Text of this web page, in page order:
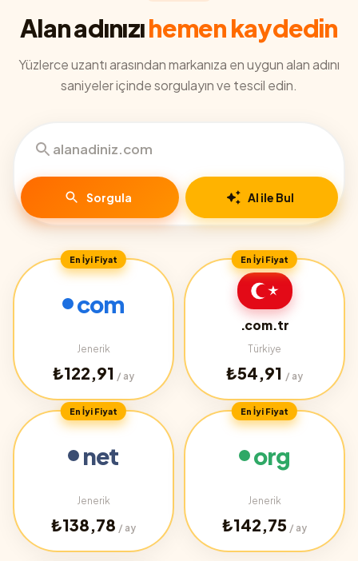
Alan adınızıhemen kaydedin
Yüzlerce uzantı arasından markanıza en uygun alan adını
saniyeler içinde sorgulayın ve tescil edin.
Sorgula AI ile Bul
En İyi Fiyat
com
Jenerik
₺122,91 / ay
En İyi Fiyat
.com.tr
Türkiye
₺54,91 / ay
En İyi Fiyat
net
Jenerik
₺138,78 / ay
En İyi Fiyat
org
Jenerik
₺142,75 / ay